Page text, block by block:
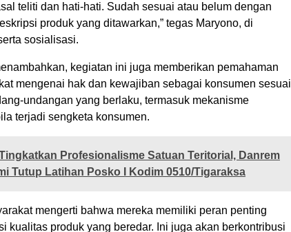
teliti dan hati-hati. Sudah sesuai atau belum dengan
produk yang ditawarkan,” tegas Maryono, di
sosialisasi.
kegiatan ini juga memberikan pemahaman
mengenai hak dan kewajiban sebagai konsumen sesuai
undangan yang berlaku, termasuk mekanisme
terjadi sengketa konsumen.
Profesionalisme Satuan Teritorial, Danrem
Tutup Latihan Posko I Kodim 0510/Tigaraksa
mengerti bahwa mereka memiliki peran penting
kualitas produk yang beredar. Ini juga akan berkontribusi